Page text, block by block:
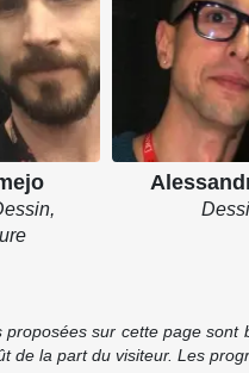
sur cette page
de la part du visiteur. Les